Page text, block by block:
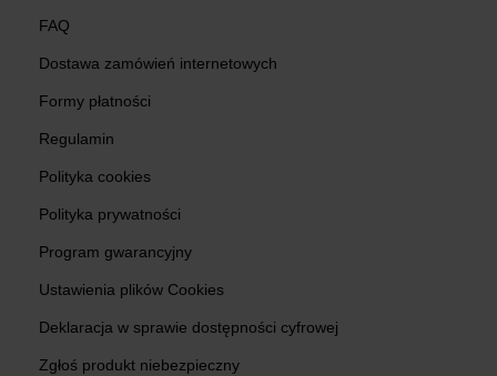
FAQ
Dostawa zamówień internetowych
Formy płatności
Regulamin
Polityka cookies
Polityka prywatności
Program gwarancyjny
Ustawienia plików Cookies
Deklaracja w sprawie dostępności cyfrowej
Zgłoś produkt niebezpieczny